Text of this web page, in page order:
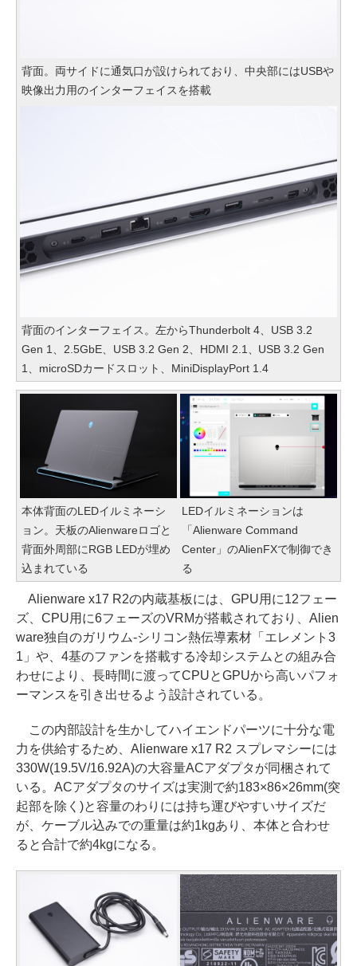
背面。両サイドに通気口が設けられており、中央部にはUSBや
映像出力用のインターフェイスを搭載
背面のインターフェイス。左からThunderbolt 4、USB 3.2
Gen 1、2.5GbE、USB 3.2 Gen 2、HDMI 2.1、USB 3.2 Gen
1、microSDカードスロット、MiniDisplayPort 1.4
本体背面のLEDイルミネーシ
ョン。天板のAlienwareロゴと
背面外周部にRGB LEDが埋め
込まれている
LEDイルミネーションは
「Alienware Command
Center」のAlienFXで制御でき
る
Alienware x17 R2の内蔵基板には、GPU用に12フェー
ズ、CPU用に6フェーズのVRMが搭載されており、Alien
ware独自のガリウム-シリコン熱伝導素材「エレメント3
1」や、4基のファンを搭載する冷却システムとの組み合
わせにより、長時間に渡ってCPUとGPUから高いパフォ
ーマンスを引き出せるよう設計されている。
この内部設計を生かしてハイエンドパーツに十分な電
力を供給するため、Alienware x17 R2 スプレマシーには
330W(19.5V/16.92A)の大容量ACアダプタが同梱されて
いる。ACアダプタのサイズは実測で約183×86×26mm(突
起部を除く)と容量のわりには持ち運びやすいサイズだ
が、ケーブル込みでの重量は約1kgあり、本体と合わせ
ると合計で約4kgになる。